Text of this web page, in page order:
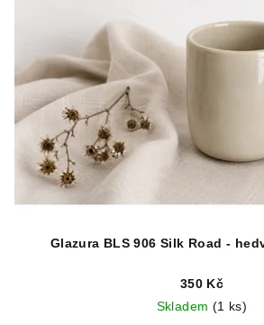
Glazura BLS 906 Silk Road -
350 Kč
Skladem (1 ks)